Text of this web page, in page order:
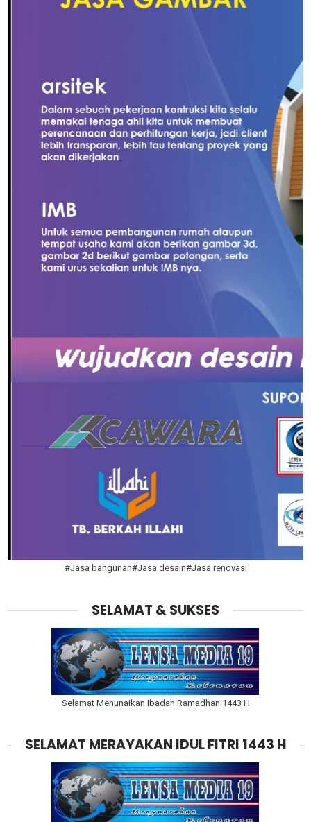
#Jasa bangunan#Jasa desain#Jasa renovasi
SELAMAT & SUKSES
Selamat Menunaikan Ibadah Ramadhan 1443 H
SELAMAT MERAYAKAN IDUL FITRI 1443 H